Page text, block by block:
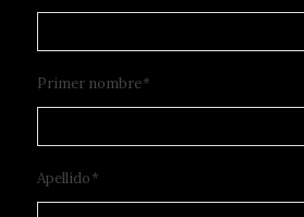
Primer nombre*
Apellido*